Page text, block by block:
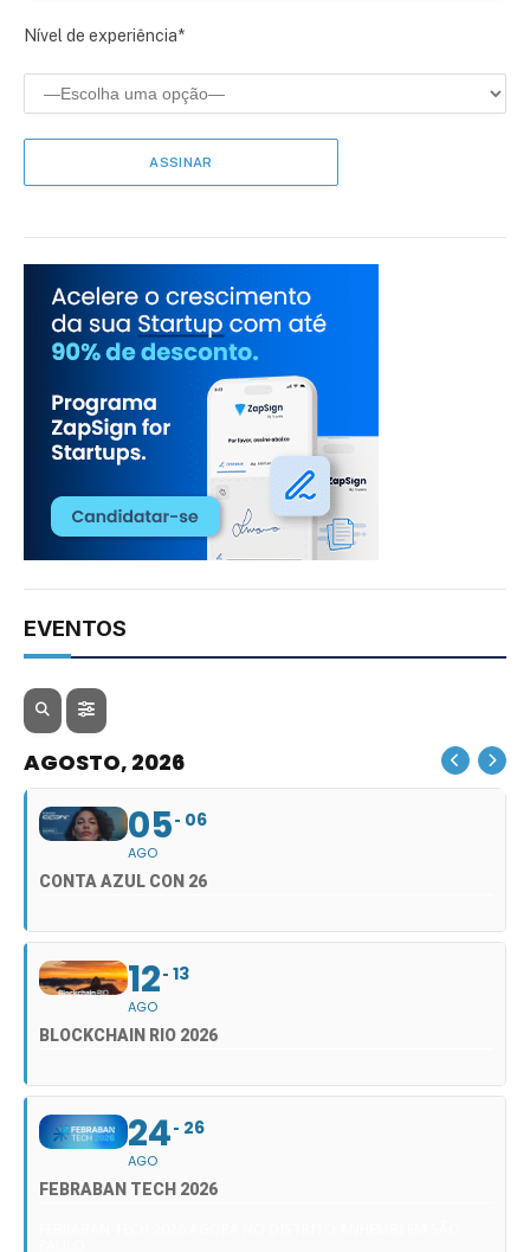
Nível de experiência*
EVENTOS
AGOSTO, 2026
05
AGO
06
CONTA AZUL CON 26
12
AGO
13
BLOCKCHAIN RIO 2026
24
AGO
26
FEBRABAN TECH 2026